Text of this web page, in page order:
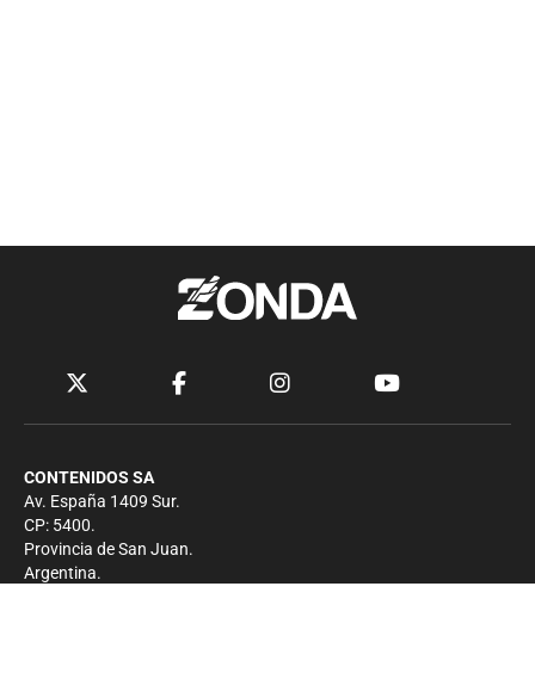
CONTENIDOS SA
Av. España 1409 Sur.
CP: 5400.
Provincia de San Juan.
Argentina.